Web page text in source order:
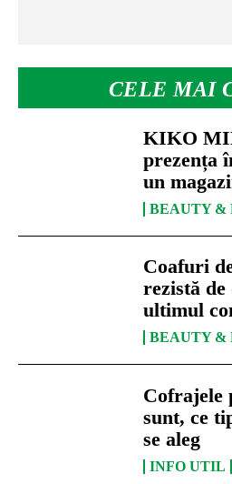
CELE MAI
KIKO
prezența
un
BEAUTY &
Coafuri
rezistă
ultimul
BEAUTY &
Cofrajele
sunt, ce
se aleg
INFO UTIL